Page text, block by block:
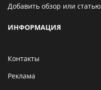
Добавить обзор или статью
ИНФОРМАЦИЯ
Контакты
Реклама